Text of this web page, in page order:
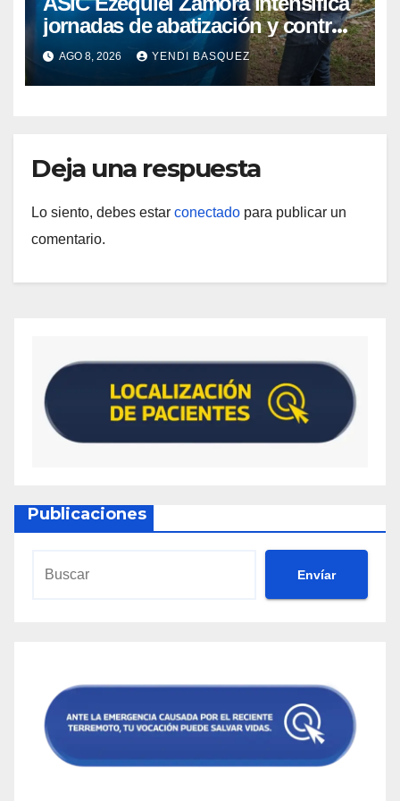
jornadas de abatización y control
de vectores en comunidades del
Guárico
AGO 8, 2026 YENDI BASQUEZ
Deja una respuesta
Lo siento, debes estar conectado para publicar un
comentario.
Publicaciones
Envíar